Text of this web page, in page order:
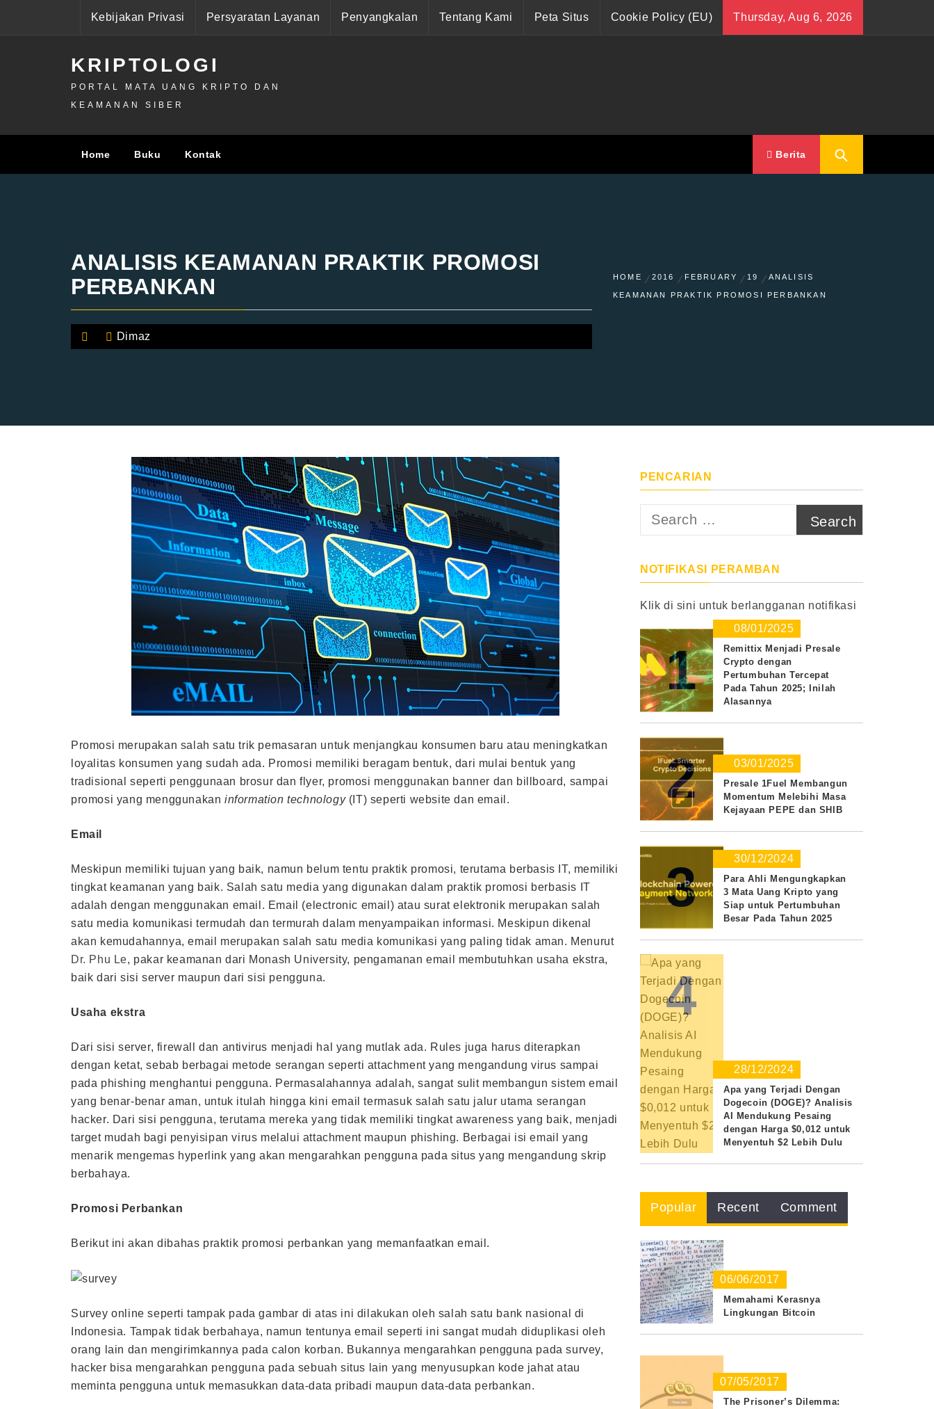
Kebijakan Privasi Persyaratan Layanan Penyangkalan Tentang Kami Peta Situs Cookie Policy (EU) Thursday, Aug 6, 2026
KRIPTOLOGI
PORTAL MATA UANG KRIPTO DAN
KEAMANAN SIBER
Home Buku Kontak Berita
ANALISIS KEAMANAN PRAKTIK PROMOSI
PERBANKAN
Dimaz
HOME 2016 FEBRUARY 19 ANALISIS
KEAMANAN PRAKTIK PROMOSI PERBANKAN
Promosi merupakan salah satu trik pemasaran untuk menjangkau konsumen baru atau meningkatkan
loyalitas konsumen yang sudah ada. Promosi memiliki beragam bentuk, dari mulai bentuk yang
tradisional seperti penggunaan brosur dan flyer, promosi menggunakan banner dan billboard, sampai
promosi yang menggunakaninformation technology(IT) seperti website dan email.
Email
Meskipun memiliki tujuan yang baik, namun belum tentu praktik promosi, terutama berbasis IT, memiliki
tingkat keamanan yang baik. Salah satu media yang digunakan dalam praktik promosi berbasis IT
adalah dengan menggunakan email. Email (electronic email) atau surat elektronik merupakan salah
satu media komunikasi termudah dan termurah dalam menyampaikan informasi. Meskipun dikenal
akan kemudahannya, email merupakan salah satu media komunikasi yang paling tidak aman. Menurut
Dr. Phu Le, pakar keamanan dari Monash University, pengamanan email membutuhkan usaha ekstra,
baik dari sisi server maupun dari sisi pengguna.
Usaha ekstra
Dari sisi server, firewall dan antivirus menjadi hal yang mutlak ada. Rules juga harus diterapkan
dengan ketat, sebab berbagai metode serangan seperti attachment yang mengandung virus sampai
pada phishing menghantui pengguna. Permasalahannya adalah, sangat sulit membangun sistem email
yang benar-benar aman, untuk itulah hingga kini email termasuk salah satu jalur utama serangan
hacker. Dari sisi pengguna, terutama mereka yang tidak memiliki tingkat awareness yang baik, menjadi
target mudah bagi penyisipan virus melalui attachment maupun phishing. Berbagai isi email yang
menarik mengemas hyperlink yang akan mengarahkan pengguna pada situs yang mengandung skrip
berbahaya.
Promosi Perbankan
Berikut ini akan dibahas praktik promosi perbankan yang memanfaatkan email.
Survey online seperti tampak pada gambar di atas ini dilakukan oleh salah satu bank nasional di
Indonesia. Tampak tidak berbahaya, namun tentunya email seperti ini sangat mudah diduplikasi oleh
orang lain dan mengirimkannya pada calon korban. Bukannya mengarahkan pengguna pada survey,
hacker bisa mengarahkan pengguna pada sebuah situs lain yang menyusupkan kode jahat atau
meminta pengguna untuk memasukkan data-data pribadi maupun data-data perbankan.
PENCARIAN
Search
NOTIFIKASI PERAMBAN
Klik di sini untuk berlangganan notifikasi
1
08/01/2025
Remittix Menjadi Presale
Crypto dengan
Pertumbuhan Tercepat
Pada Tahun 2025; Inilah
Alasannya
2 03/01/2025
Presale 1Fuel Membangun
Momentum Melebihi Masa
Kejayaan PEPE dan SHIB
3 30/12/2024
Para Ahli Mengungkapkan
3 Mata Uang Kripto yang
Siap untuk Pertumbuhan
Besar Pada Tahun 2025
4
28/12/2024
Apa yang Terjadi Dengan
Dogecoin (DOGE)? Analisis
AI Mendukung Pesaing
dengan Harga $0,012 untuk
Menyentuh $2 Lebih Dulu
Popular Recent Comment
06/06/2017
Memahami Kerasnya
Lingkungan Bitcoin
07/05/2017
The Prisoner’s Dilemma: